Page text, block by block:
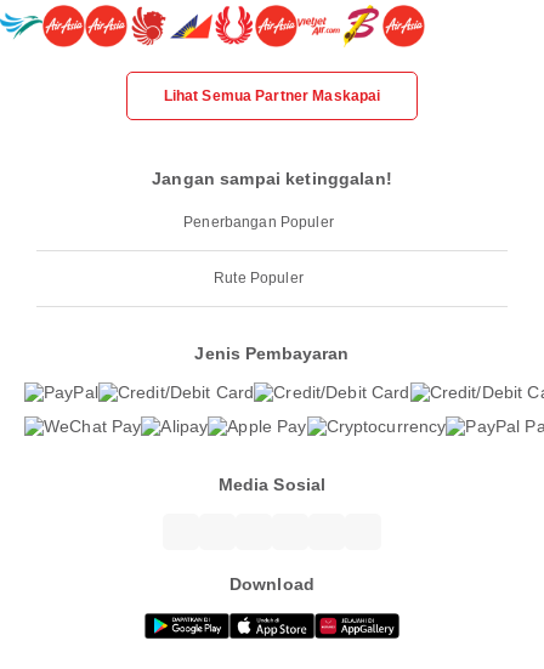
Lihat Semua Partner Maskapai
Jangan sampai ketinggalan!
Penerbangan Populer
Rute Populer
Jenis Pembayaran
Media Sosial
Download